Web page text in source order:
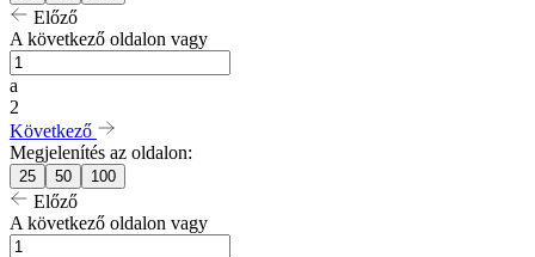
Előző
A következő oldalon vagy
a
2
Következő
Megjelenítés az oldalon:
25 50 100
Előző
A következő oldalon vagy